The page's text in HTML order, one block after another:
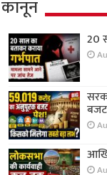
कानून
20
बजट